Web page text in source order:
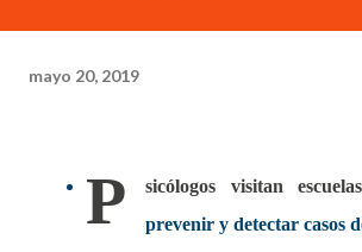
mayo 20, 2019
P
sicólogos visitan
prevenir y detectar casos